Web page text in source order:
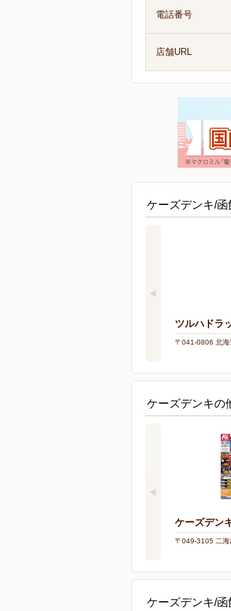
電話番号
店舗URL
ケーズデンキ/
ツルハドラ
〒041-0806 北海
ケーズデンキの
ケーズデン
〒049-3105 二海
ケーズデンキ/